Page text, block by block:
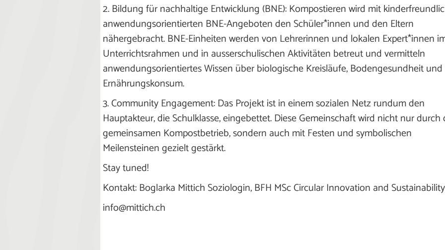
2. Bildung für nachhaltige Entwicklung (BNE): Kompostieren wird mit
anwendungsorientierten BNE-Angeboten den Schüler*innen und den Eltern
nähergebracht. BNE-Einheiten werden von Lehrerinnen und lokalen Expert*innen
Unterrichtsrahmen und in ausserschulischen Aktivitäten betreut und vermitteln
anwendungsorientiertes Wissen über biologische Kreisläufe, Bodengesundheit und
Ernährungskonsum.
3. Community Engagement: Das Projekt ist in einem sozialen Netz rundum den
Hauptakteur, die Schulklasse, eingebettet. Diese Gemeinschaft wird nicht nur durch
gemeinsamen Kompostbetrieb, sondern auch mit Festen und symbolischen
Meilensteinen gezielt gestärkt.
Stay tuned!
Kontakt: Boglarka Mittich Soziologin, BFH MSc Circular Innovation and Sustainability
info@mittich.ch